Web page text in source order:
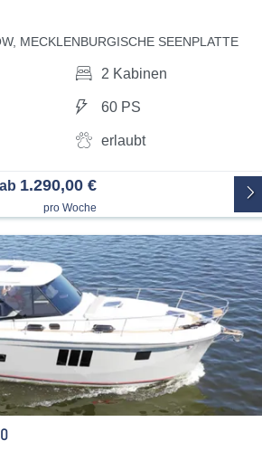
MECKLENBURGISCHE SEENPLATTE
2 Kabinen
60 PS
erlaubt
ab 1.290,00 €
pro Woche